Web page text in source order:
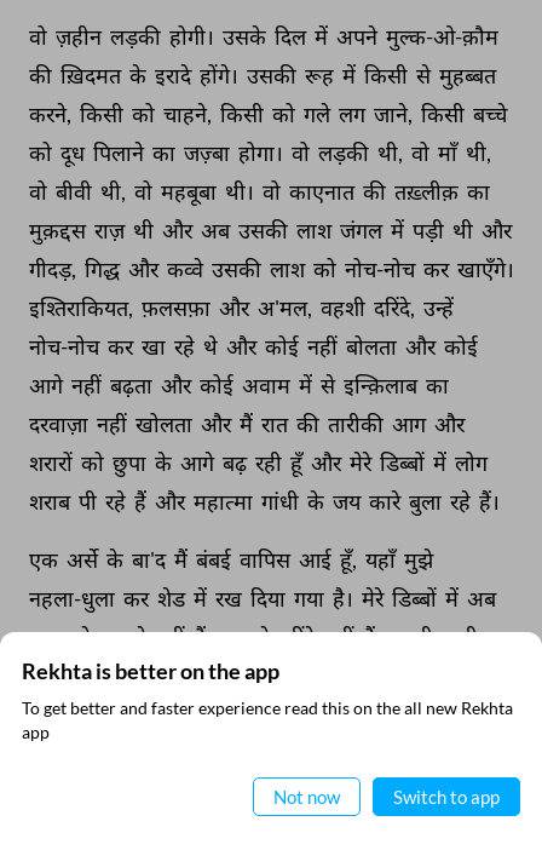
वो ज़हीन लड़की होगी। उसके दिल में अपने मुल्क-ओ-क़ौम
की ख़िदमत के इरादे होंगे। उसकी रूह में किसी से मुहब्बत
करने, किसी को चाहने, किसी को गले लग जाने, किसी बच्चे
को दूध पिलाने का जज़्बा होगा। वो लड़की थी, वो माँ थी,
वो बीवी थी, वो महबूबा थी। वो काएनात की तख़्लीक़ का
मुक़द्दस राज़ थी और अब उसकी लाश जंगल में पड़ी थी और
गीदड़, गिद्ध और कव्वे उसकी लाश को नोच-नोच कर खाएँगे।
इश्तिराकियत, फ़लसफ़ा और अ'मल, वहशी दरिंदे, उन्हें
नोच-नोच कर खा रहे थे और कोई नहीं बोलता और कोई
आगे नहीं बढ़ता और कोई अवाम में से इन्क़िलाब का
दरवाज़ा नहीं खोलता और मैं रात की तारीकी आग और
शरारों को छुपा के आगे बढ़ रही हूँ और मेरे डिब्बों में लोग
शराब पी रहे हैं और महात्मा गांधी के जय कारे बुला रहे हैं।
एक अर्से के बा'द मैं बंबई वापिस आई हूँ, यहाँ मुझे
नहला-धुला कर शेड में रख दिया गया है। मेरे डिब्बों में अब
शराब के भपारे नहीं हैं, ख़ून के छींटे नहीं हैं, वहशी ख़ूनी
क़हक़हे नहीं हैं मगर रात की तन्हाई
हैं, मुर्दा रूहें बेदार हो जाती हैं और ज़ख्मियों की चीख़ें और
कि अब मुझे कभी कोई उस सफ़र
Rekhta is better on the app
To get better and faster experience read this on the all new Rekhta
app
Not now Switch to app